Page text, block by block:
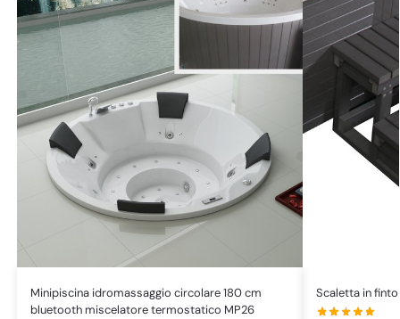
Minipiscina idromassaggio circolare 180 cm
bluetooth miscelatore termostatico MP26
Scaletta in